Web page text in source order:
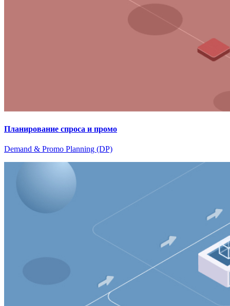
Планирование спроса и промо
Demand & Promo Planning (DP)